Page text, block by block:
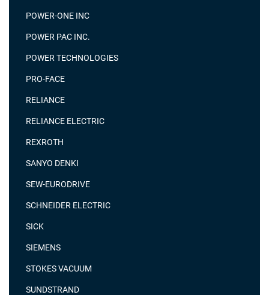
POWER-ONE INC
POWER PAC INC.
POWER TECHNOLOGIES
PRO-FACE
RELIANCE
RELIANCE ELECTRIC
REXROTH
SANYO DENKI
SEW-EURODRIVE
SCHNEIDER ELECTRIC
SICK
SIEMENS
STOKES VACUUM
SUNDSTRAND